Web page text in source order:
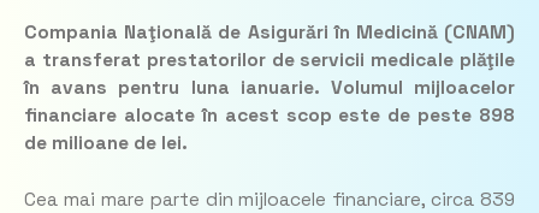
Compania Naţională de Asigurări în Medicină (CNAM)
a transferat prestatorilor de servicii medicale plăţile
în avans pentru luna ianuarie. Volumul mijloacelor
financiare alocate în acest scop este de peste 898
de milioane de lei.
Cea mai mare parte din mijloacele financiare, circa 839